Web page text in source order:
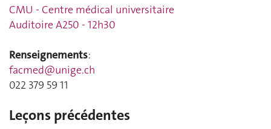
CMU - Centre médical universitaire
Auditoire A250 - 12h30
Renseignements:
facmed@unige.ch
022 379 59 11
Leçons précédentes